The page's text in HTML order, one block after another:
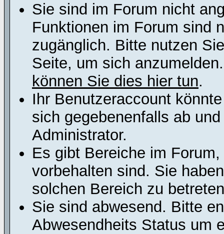
Sie sind im Forum nicht
Funktionen im Forum sind
zugänglich. Bitte nutzen
Seite, um sich
können Sie dies hier tun.
Ihr Benutzeraccount
sich gegebenenfalls ab
Administrator.
Es gibt Bereiche im
vorbehalten sind. Sie
solchen Bereich zu
Sie sind abwesend. Bitte
Abwesendheits Status um